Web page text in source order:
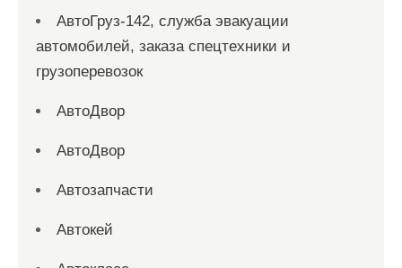
АвтоГруз-142, служба эвакуации
автомобилей, заказа спецтехники и
грузоперевозок
АвтоДвор
АвтоДвор
Автозапчасти
Автокей